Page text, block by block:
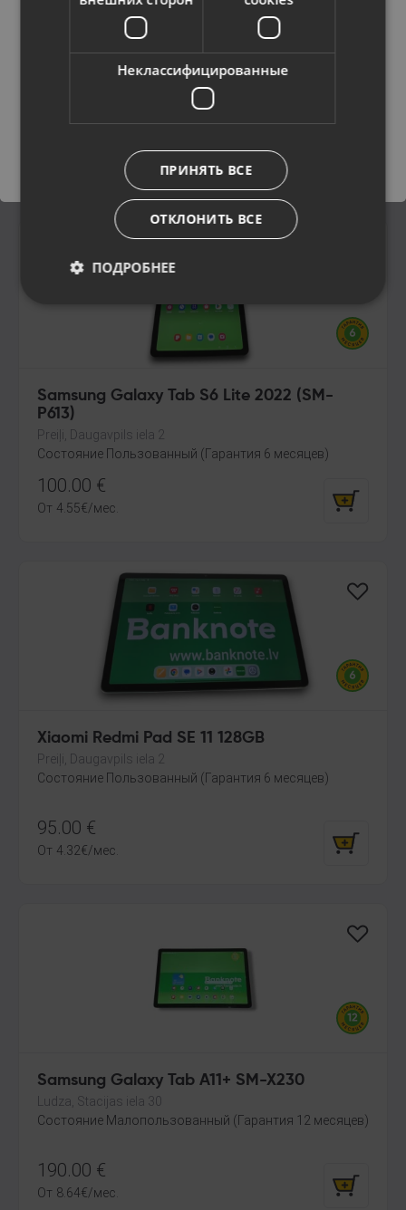
Samsung Galaxy Tab S6 Lite 2022 (SM-
P613)
Preiļi, Daugavpils iela 2
Состояние Пользованный (Гарантия 6 месяцев)
100.00 €
От 4.55€/мес.
Xiaomi Redmi Pad SE 11 128GB
Preiļi, Daugavpils iela 2
Состояние Пользованный (Гарантия 6 месяцев)
95.00 €
От 4.32€/мес.
Samsung Galaxy Tab A11+ SM-X230
Ludza, Stacijas iela 30
Состояние Малопользованный (Гарантия 12 месяцев)
190.00 €
От 8.64€/мес.
Русский / Russian
Сохранить
Неклассифицированные
ПРИНЯТЬ ВСЕ
ОТКЛОНИТЬ ВСЕ
ПОДРОБНЕЕ